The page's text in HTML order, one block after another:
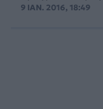
9 ΙΑΝ. 2016, 18:49